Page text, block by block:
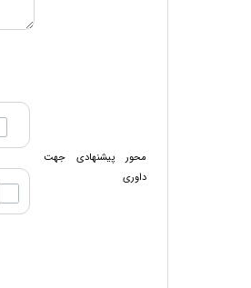
محور پیشنهادی جهت
داوری